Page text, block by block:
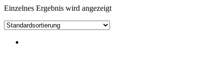
Einzelnes Ergebnis wird angezeigt